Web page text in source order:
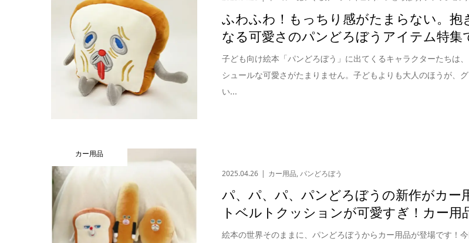
ふわふわ！もっちり感がたまらない。抱
なる可愛さのパンどろぼうアイテム特集
子ども向け絵本「パンどろぼう」に出てくるキャラクターたちは
シュールな可愛さがたまりません。子どもよりも大人のほうが、
い...
カー用品
2025.04.26 カー用品,パンどろぼう
パ、パ、パ、パンどろぼうの新作がカー
トベルトクッションが可愛すぎ！カー用
絵本の世界そのままに、パンどろぼうからカー用品が登場です！